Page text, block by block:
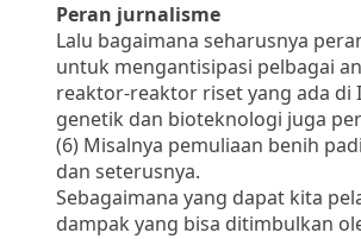
Peran jurnalisme
Lalu bagaimana seharusnya
untuk mengantisipasi pelbagai
reaktor-reaktor riset yang ada di
genetik dan bioteknologi juga
(6) Misalnya pemuliaan benih
dan seterusnya.
Sebagaimana yang dapat kita
dampak yang bisa ditimbulkan